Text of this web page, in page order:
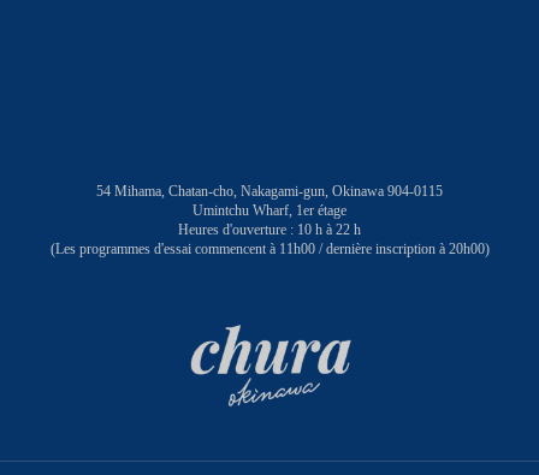
54 Mihama, Chatan-cho, Nakagami-gun, Okinawa 904-0115
Umintchu Wharf, 1er étage
Heures d'ouverture : 10 h à 22 h
(Les programmes d'essai commencent à 11h00 / dernière inscription à 20h00)